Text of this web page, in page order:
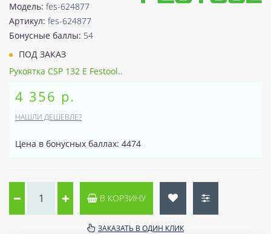
Модель: fes-624877
Артикул: fes-624877
Бонусные баллы: 54
ПОД ЗАКАЗ
Рукоятка CSP 132 E Festool..
4 356 р.
НАШЛИ ДЕШЕВЛЕ?
Цена в бонусных баллах: 4474
В КОРЗИНУ
ЗАКАЗАТЬ В ОДИН КЛИК